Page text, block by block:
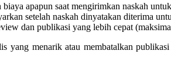
apapun saat mengirimkan naskah
setelah naskah dinyatakan diterima
dan publikasi yang lebih cepat
menarik atau membatalkan